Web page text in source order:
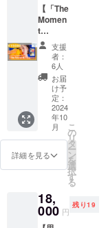
ござい
ます。
・紛失
や盗難
等の責
任は一
切負い
かねま
すので
予めご
了承下
さい。
・酒
類、危
はでき
ませ
ん。場
時、会
場内に
おける
注意事
項】 ・
ご入場
いただ
いた順
でお席
をお選
びいた
だけま
す。譲
り合っ
てご協
力いた
と幸い
です。
係員よ
い致し
ます。
【撮影
におけ
る注意
事項】
・演奏
中の撮
影及び
録音は
禁止と
させて
いただ
きま
す。
【入場
場内に
おける
注意事
くださ
い♬
open
12:30
start
13:00
夜公演
open
17:30
start
18:00
料金：
¥2,500
500円〜
600円
ク代は
受付に
てお支
関して
は8月頃
にメー
ルにて
ご連絡
させて
いただ
きま
す。 注
意事
項： ・
お客様
都合の
体調不
保証致
しかね
ます。
色：オ
レン
ジ、文
字はブ
ラック)
②オリ
ジナル
ビッグ
トート
素材 (画
像参
照・サ
イズ :
本体サ
H400x
D150m
m 持ち
【「The
Momen
t
(special
box
ver.)」
で応援
プラ
ン】 リ
ターン
内容：
①2024
年3月31
日発売
16曲入
りベス
バム
「The
Momen
支援
者：
6人
お届
け予
定：
2024
年10
月
詳細を見る
こ
の
リ
タ
ー
ン
を
選
択
す
る
18,
000 円
残り19